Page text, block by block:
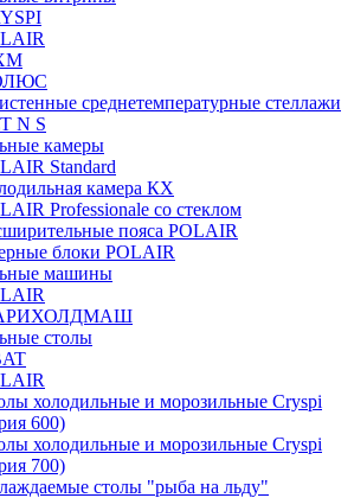
среднетемпературные стеллажи
N S
камеры
Standard
камера КХ
Professionale со стеклом
пояса POLAIR
блоки POLAIR
машины
столы
холодильные и морозильные Cryspi
600)
холодильные и морозильные Cryspi
700)
столы "рыба на льду"